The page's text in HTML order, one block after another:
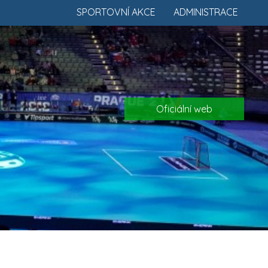
ADMINISTRACE
SPORTOVNÍ AKCE
Oficiální web